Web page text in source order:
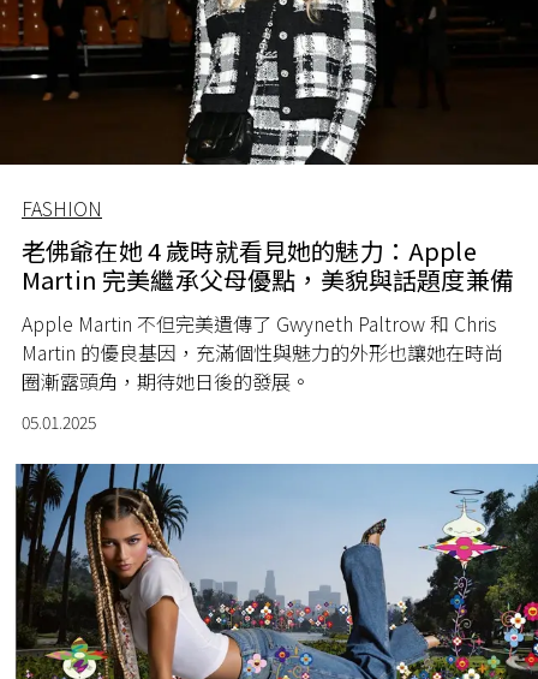
FASHION
老佛爺在她 4 歲時就看見她的魅力：Apple
Martin 完美繼承父母優點，美貌與話題度兼備
Apple Martin 不但完美遺傳了 Gwyneth Paltrow 和 Chris
Martin 的優良基因，充滿個性與魅力的外形也讓她在時尚
圈漸露頭角，期待她日後的發展。
05.01.2025